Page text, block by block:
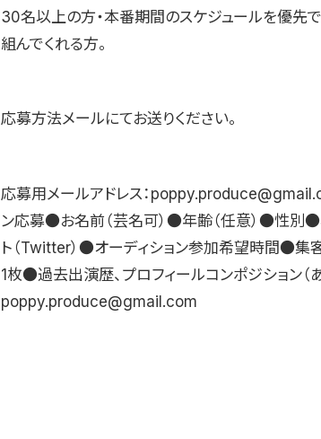
30名以上の方・本番期間のスケジュールを優先
組んでくれる方。
応募方法メールにてお送りください。
応募用メールアドレス：
ン応募●お名前（芸名可）●年齢（任意）●性
ト（Twitter）●オーディション参加希望時間●
1枚●過去出演歴、プロフィールコンポジション
poppy.produce@gmail.com